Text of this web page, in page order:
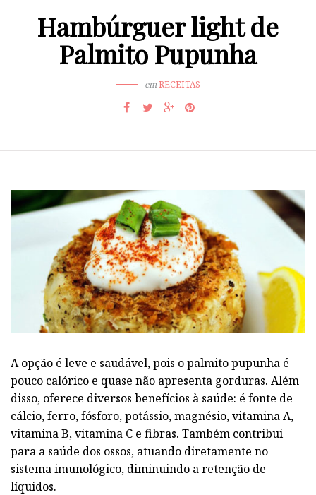
Hambúrguer light de
Palmito Pupunha
emRECEITAS
A opção é leve e saudável, pois o palmito pupunha é
pouco calórico e quase não apresenta gorduras. Além
disso, oferece diversos benefícios à saúde: é fonte de
cálcio, ferro, fósforo, potássio, magnésio, vitamina A,
vitamina B, vitamina C e fibras. Também contribui
para a saúde dos ossos, atuando diretamente no
sistema imunológico, diminuindo a retenção de
líquidos.